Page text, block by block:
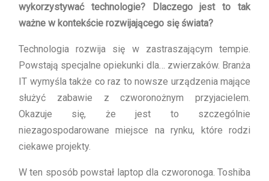
wykorzystywać technologie? Dlaczego jest to tak
ważne w kontekście rozwijającego się świata?
Technologia rozwija się w zastraszającym tempie.
Powstają specjalne opiekunki dla… zwierzaków. Branża
IT wymyśla także co raz to nowsze urządzenia mające
służyć zabawie z czworonożnym przyjacielem.
Okazuje się, że jest to szczególnie
niezagospodarowane miejsce na rynku, które rodzi
ciekawe projekty.
W ten sposób powstał laptop dla czworonoga. Toshiba